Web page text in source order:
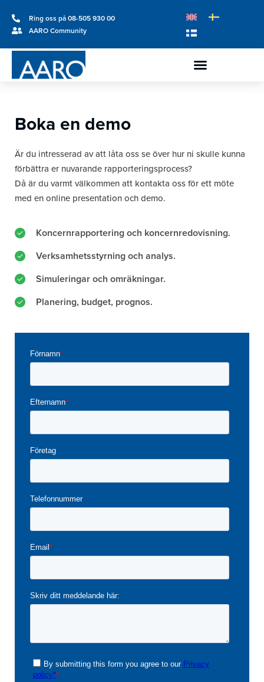
Ring oss på 08-505 930 00
AARO Community
Boka en demo
Är du intresserad av att låta oss se över hur ni skulle kunna
förbättra er nuvarande rapporteringsprocess?
Då är du varmt välkommen att kontakta oss för ett möte
med en online presentation och demo.
Koncernrapportering och koncernredovisning.
Verksamhetsstyrning och analys.
Simuleringar och omräkningar.
Planering, budget, prognos.